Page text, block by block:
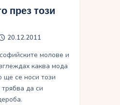
през този
20.12.2011
молове и
каква мода
ще се носи този
да си